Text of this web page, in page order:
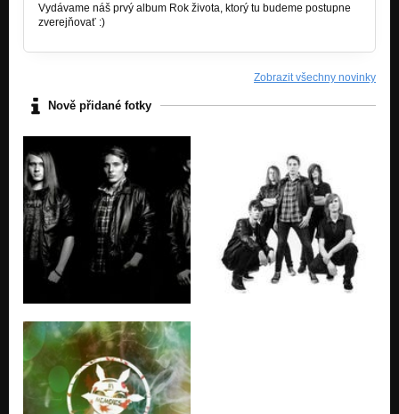
Vydávame náš prvý album Rok života, ktorý tu budeme postupne
zverejňovať :)
Zobrazit všechny novinky
Nově přidané fotky